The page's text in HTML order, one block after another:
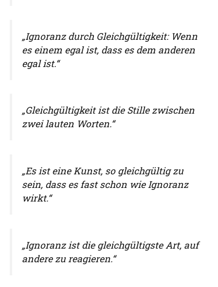
„Ignoranz durch Gleichgültigkeit: Wenn
es einem egal ist, dass es dem anderen
egal ist.“
„Gleichgültigkeit ist die Stille zwischen
zwei lauten Worten.“
„Es ist eine Kunst, so gleichgültig zu
sein, dass es fast schon wie Ignoranz
wirkt.“
„Ignoranz ist die gleichgültigste Art, auf
andere zu reagieren.“